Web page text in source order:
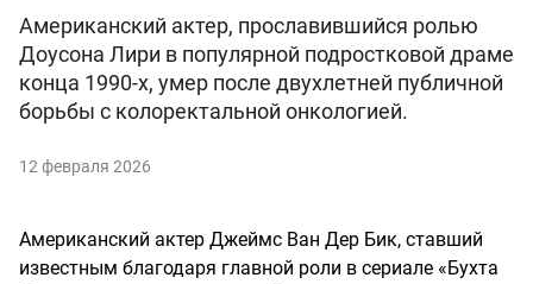
Американский актер, прославившийся ролью
Доусона Лири в популярной подростковой драме
конца 1990-х, умер после двухлетней публичной
борьбы с колоректальной онкологией.
12 февраля 2026
Американский актер Джеймс Ван Дер Бик, ставший
известным благодаря главной роли в сериале «Бухта